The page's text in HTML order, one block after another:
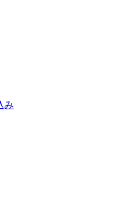
み